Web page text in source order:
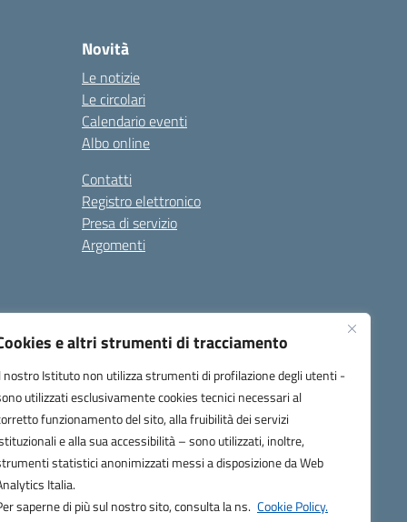
e altri strumenti di tracciamento
nostro Istituto non utilizza strumenti di profilazione degli utenti -
utilizzati esclusivamente cookies tecnici necessari al
funzionamento del sito, alla fruibilità dei servizi
e alla sua accessibilità – sono utilizzati, inoltre,
statistici anonimizzati messi a disposizione da Web
Italia.
saperne di più sul nostro sito, consulta la ns. Cookie Policy.
Novità
Le notizie
Le circolari
Calendario eventi
Albo online
Contatti
Registro elettronico
Presa di servizio
Argomenti